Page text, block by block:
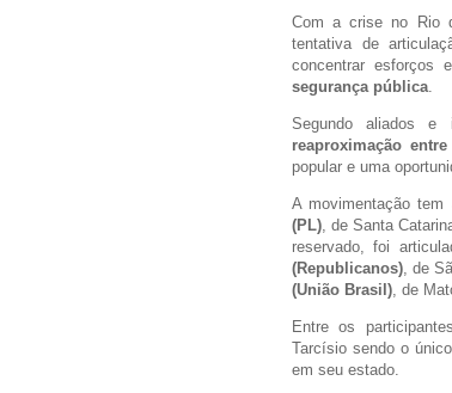
Com a crise no Rio
tentativa de
concentrar esforços
segurança pública
Segundo aliados e
reaproximação
popular e uma
A movimentação tem
(PL), de Santa
reservado, foi
(Republicanos), de
(União Brasil), de
Entre os
Tarcísio sendo o
em seu estado.